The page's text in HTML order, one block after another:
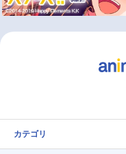
カテゴリ